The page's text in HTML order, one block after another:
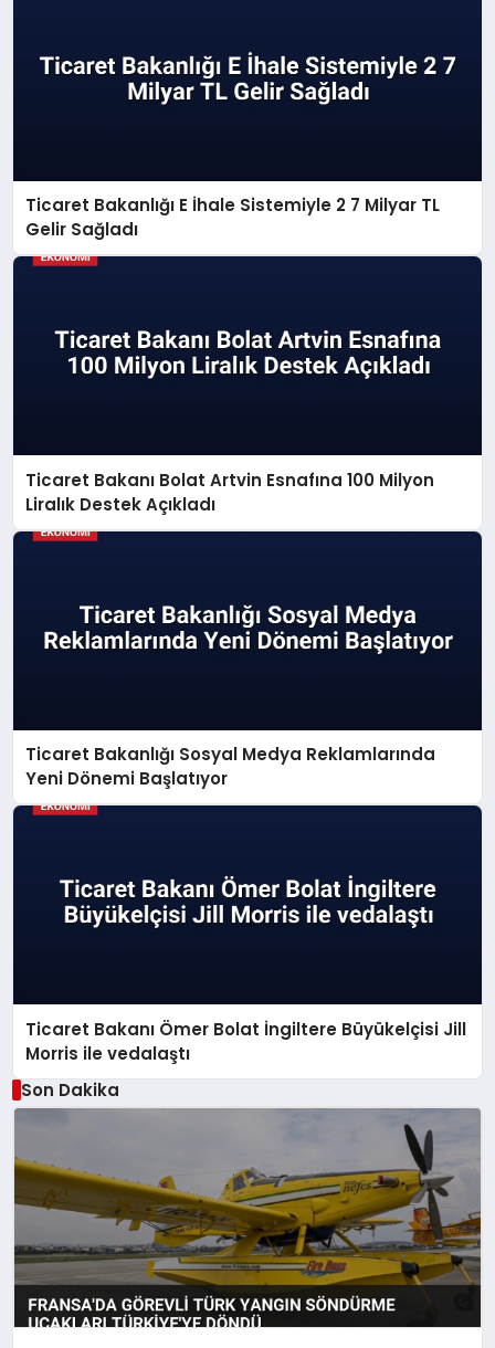
Ticaret Bakanlığı E İhale Sistemiyle 2 7 Milyar TL
Gelir Sağladı
Ticaret Bakanı Bolat Artvin Esnafına 100 Milyon
Liralık Destek Açıkladı
Ticaret Bakanlığı Sosyal Medya Reklamlarında
Yeni Dönemi Başlatıyor
Ticaret Bakanı Ömer Bolat İngiltere Büyükelçisi Jill
Morris ile vedalaştı
Son Dakika